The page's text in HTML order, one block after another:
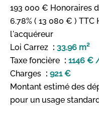
193 000 € Honoraires
6.78% ( 13 080 € )
l'acquéreur
Loi Carrez
33.96 m²
Taxe foncière
1146 €
Charges
921 €
Montant estimé des
pour un usage